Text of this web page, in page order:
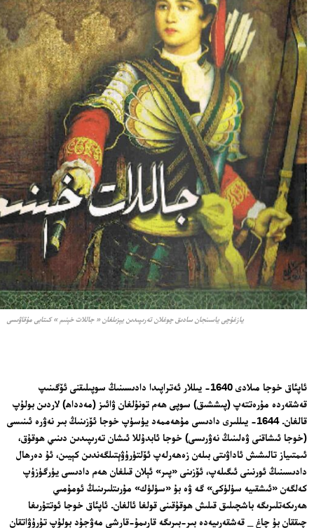
يازغۇچى ياسىنجان سادىق چوغلان تەرىپىدىن يېزىلغان « جاللات خېنىم » كىتابى مۇقاۋىسى
ئاپئاق خوجا مىلادى 1640- يىللار ئەتراپىدا دادىسىنىڭ سوپىلىقنى ئۆگىنىپ
قەشقەردە مۇرەتتەپ (پىششىق) سوپى ھەم تونۇلغان ۋائىز (مەدداھ) لاردىن بولۇپ
قالغان. 1644- يىللىرى دادىسى مۇھەممەد يۈسۈپ خوجا ئۆزىنىڭ بىر نەۋرە ئىنىسى
(خوجا ئىشاقنى ۋەلىنىڭ نەۋرىسى) خوجا ئابدۇللا ئىشان تەرىپىدىن دىنىي ھوقۇق،
ئىمتىياز تالىشىش ئاداۋىتى بىلەن زەھەرلەپ ئۆلتۈرۈۋېتىلگەندىن كېيىن، ئۇ دەرھال
دادىسىنىڭ ئورنىنى ئىگىلەپ، ئۆزىنى «پىر» ئېلان قىلغان ھەم دادىسى يۈرگۈزۈپ
كەلگەن «ئىشقىيە سۈلۈكى» گە ۋە بۇ «سۈلۈك» مۇرىتلىرىنىڭ ئومۇمىي
ھەرىكەتلىرىگە باشچىلىق قىلىش ھوقۇقىنى قولغا ئالغان. ئاپئاق خوجا ئوتتۇرىغا
چىققان بۇ چاغ _ قەشقەرىيەدە بىر-بىرىگە قارىمۇ-قارشى مەۋجۇد بولۇپ تۇرۇۋاتقان